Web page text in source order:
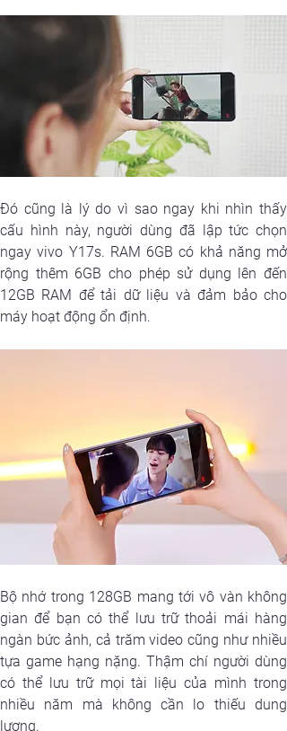
Đó cũng là lý do vì sao ngay khi nhìn thấy
cấu hình này, người dùng đã lập tức chọn
ngay vivo Y17s. RAM 6GB có khả năng mở
rộng thêm 6GB cho phép sử dụng lên đến
12GB RAM để tải dữ liệu và đảm bảo cho
máy hoạt động ổn định.
Bộ nhớ trong 128GB mang tới vô vàn không
gian để bạn có thể lưu trữ thoải mái hàng
ngàn bức ảnh, cả trăm video cũng như nhiều
tựa game hạng nặng. Thậm chí người dùng
có thể lưu trữ mọi tài liệu của mình trong
nhiều năm mà không cần lo thiếu dung
lượng.